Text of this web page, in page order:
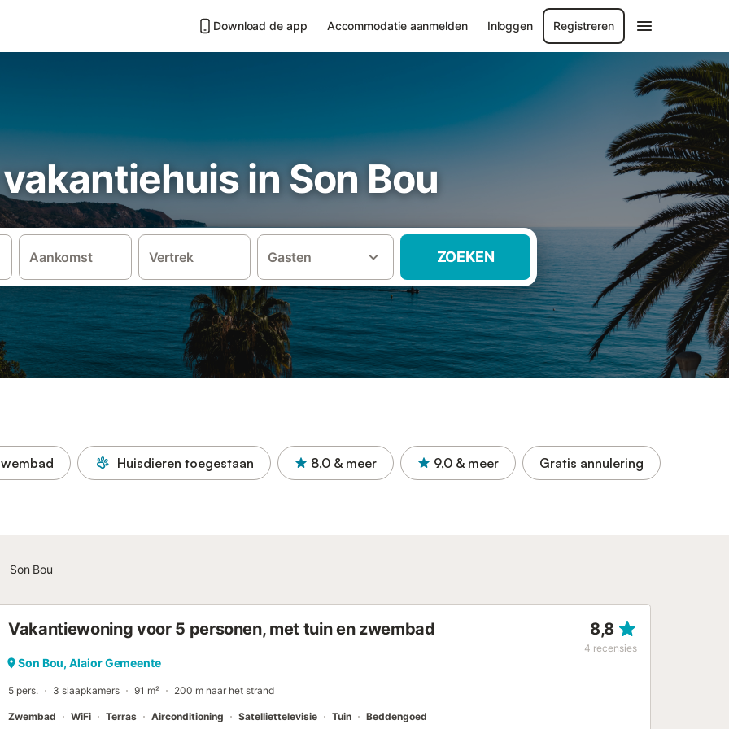
Download de app Accommodatie aanmelden Inloggen Registreren
in Son Bou
Aankomst Vertrek Gasten ZOEKEN
Huisdieren toegestaan 8,0 & meer 9,0 & meer Gratis annulering
Son Bou
Vakantiewoning voor 5 personen, met tuin en zwembad 8,8
4 recensies
Son Bou, Alaior Gemeente
5 pers. 3 slaapkamers 91 m² 200 m naar het strand
Zwembad WiFi Terras Airconditioning Satelliettelevisie Tuin Beddengoed